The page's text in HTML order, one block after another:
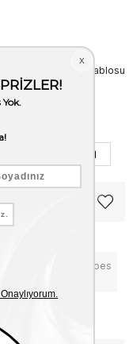
Beden Tablosu
41
when the price goes